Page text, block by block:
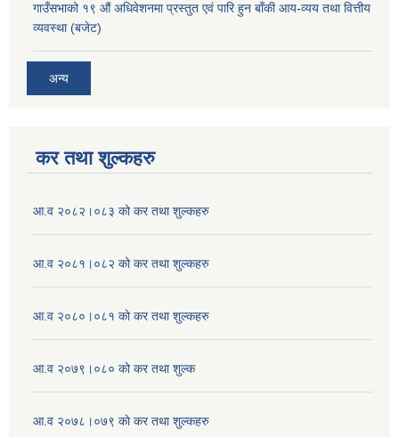
गाउँसभाको १९ ‌औं अधिवेशनमा प्रस्तुत एवं पारि हुन बाँकी आय-व्यय तथा वित्तीय
व्यवस्था (बजेट)
अन्य
कर तथा शुल्कहरु
आ.व २०८२।०८३ को कर तथा शुल्कहरु
आ.व २०८१।०८२ को कर तथा शुल्कहरु
आ.व २०८०।०८१ को कर तथा शुल्कहरु
आ.व २०७९।०८० को कर तथा शुल्क
आ.व २०७८।०७९ काे कर तथा शुल्कहरु